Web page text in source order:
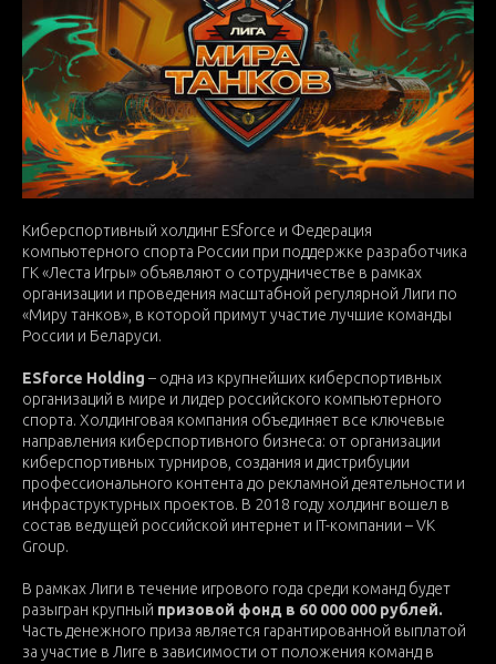
Киберспортивный холдинг ESforce и Федерация
компьютерного спорта России при поддержке разработчика
ГК «Леста Игры» объявляют о сотрудничестве в рамках
организации и проведения масштабной регулярной Лиги по
«Миру танков», в которой примут участие лучшие команды
России и Беларуси.
ESforce Holding – одна из крупнейших киберспортивных
организаций в мире и лидер российского компьютерного
спорта. Холдинговая компания объединяет все ключевые
направления киберспортивного бизнеса: от организации
киберспортивных турниров, создания и дистрибуции
профессионального контента до рекламной деятельности и
инфраструктурных проектов. В 2018 году холдинг вошел в
состав ведущей российской интернет и IT-компании – VK
Group.
В рамках Лиги в течение игрового года среди команд будет
разыгран крупный призовой фонд в 60 000 000 рублей.
Часть денежного приза является гарантированной выплатой
за участие в Лиге в зависимости от положения команд в